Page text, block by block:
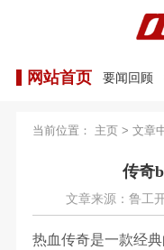
网站首页 要闻回顾
当前位置： 主页> 文章
传奇
文章来源：鲁工
热血传奇是一款经